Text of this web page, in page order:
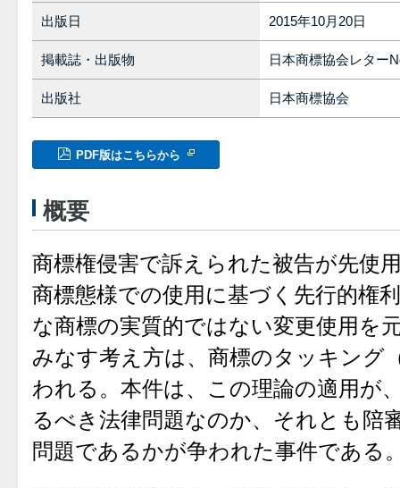
出版日 2015年10月20日
掲載誌・出版物 日本商標協会レター
出版社 日本商標協会
PDF版はこちらから
概要
商標権侵害で訴えられた被告が先使
商標態様での使用に基づく先行的権
な商標の実質的ではない変更使用を
みなす考え方は、商標のタッキング
われる。本件は、この理論の適用が
るべき法律問題なのか、それとも陪
問題であるかが争われた事件である